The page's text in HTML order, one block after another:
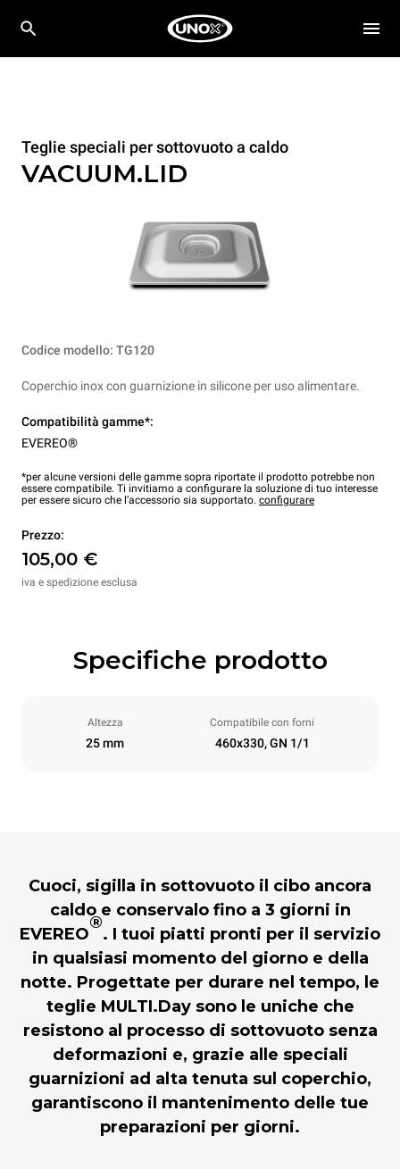
Teglie speciali per sottovuoto a caldo
VACUUM.LID
Codice modello: TG120
Coperchio inox con guarnizione in silicone per uso alimentare.
Compatibilità gamme*:
EVEREO®
*per alcune versioni delle gamme sopra riportate il prodotto potrebbe non
essere compatibile. Ti invitiamo a configurare la soluzione di tuo interesse
per essere sicuro che l’accessorio sia supportato. configurare
Prezzo:
105,00 €
iva e spedizione esclusa
Specifiche prodotto
Altezza
25 mm
Compatibile con forni
460x330, GN 1/1
Cuoci, sigilla in sottovuoto il cibo ancora
caldo e conservalo fino a 3 giorni in
EVEREO
®
. I tuoi piatti pronti per il servizio
in qualsiasi momento del giorno e della
notte. Progettate per durare nel tempo, le
teglie MULTI.Day sono le uniche che
resistono al processo di sotto vuoto senza
deformazioni e, grazie alle speciali
guarnizioni ad alta tenuta sul coperchio,
garantiscono il mantenimento delle tue
preparazioni per giorni.